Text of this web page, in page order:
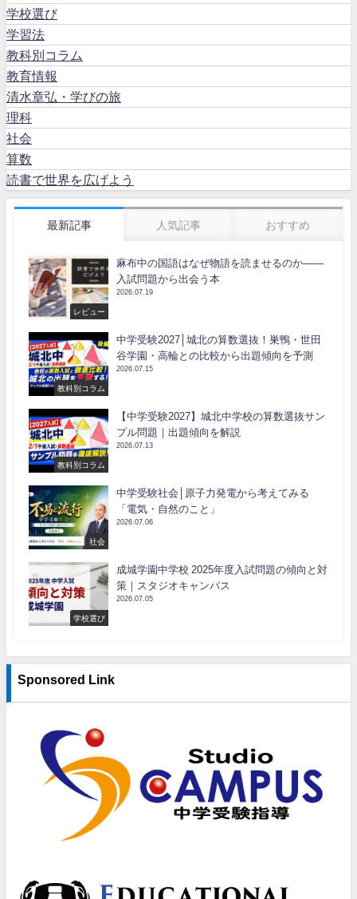
学校選び
学習法
教科別コラム
教育情報
清水章弘・学びの旅
理科
社会
算数
読書で世界を広げよう
最新記事 人気記事 おすすめ
レビュー
麻布中の国語はなぜ物語を読ませるのか――
入試問題から出会う本
2026.07.19
教科別コラム
中学受験2027│城北の算数選抜！巣鴨・世田
谷学園・高輪との比較から出題傾向を予測
2026.07.15
教科別コラム
【中学受験2027】城北中学校の算数選抜サン
プル問題｜出題傾向を解説
2026.07.13
社会
中学受験社会│原子力発電から考えてみる
「電気・自然のこと」
2026.07.06
学校選び
成城学園中学校 2025年度入試問題の傾向と対
策｜スタジオキャンパス
2026.07.05
Sponsored Link